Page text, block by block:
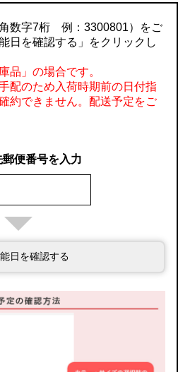
数字7桁 例：3300801）をご
日を確認する」をクリックし
品」の場合です。
配のため入荷時期前の日付指
約できません。配送予定をご
郵便番号を入力
日を確認する